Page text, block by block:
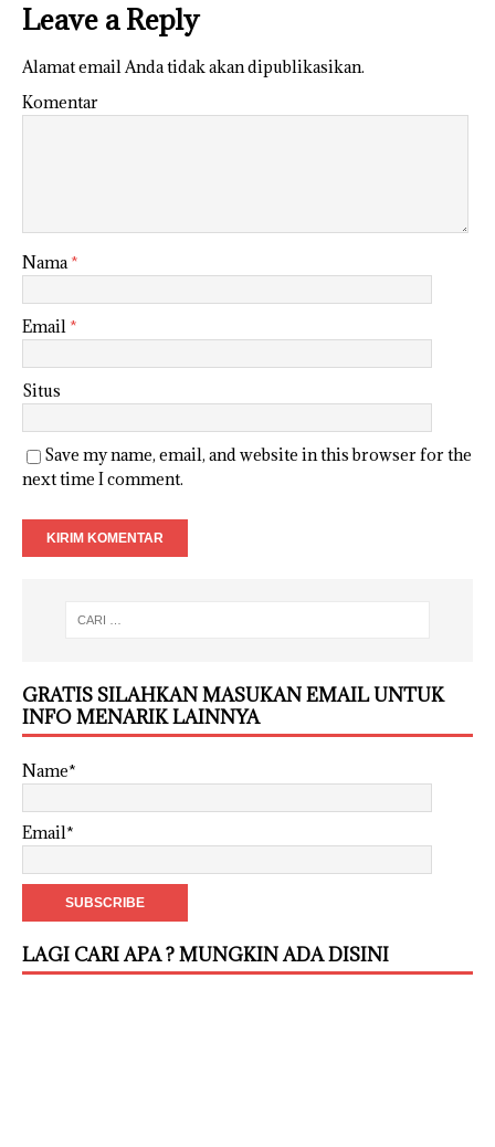
Leave a Reply
Alamat email Anda tidak akan dipublikasikan.
Komentar
Nama*
Email *
Situs
Save my name, email, and website in this browser for the
next time I comment.
GRATIS SILAHKAN MASUKAN EMAIL UNTUK
INFO MENARIK LAINNYA
Name*
Email*
LAGI CARI APA ? MUNGKIN ADA DISINI